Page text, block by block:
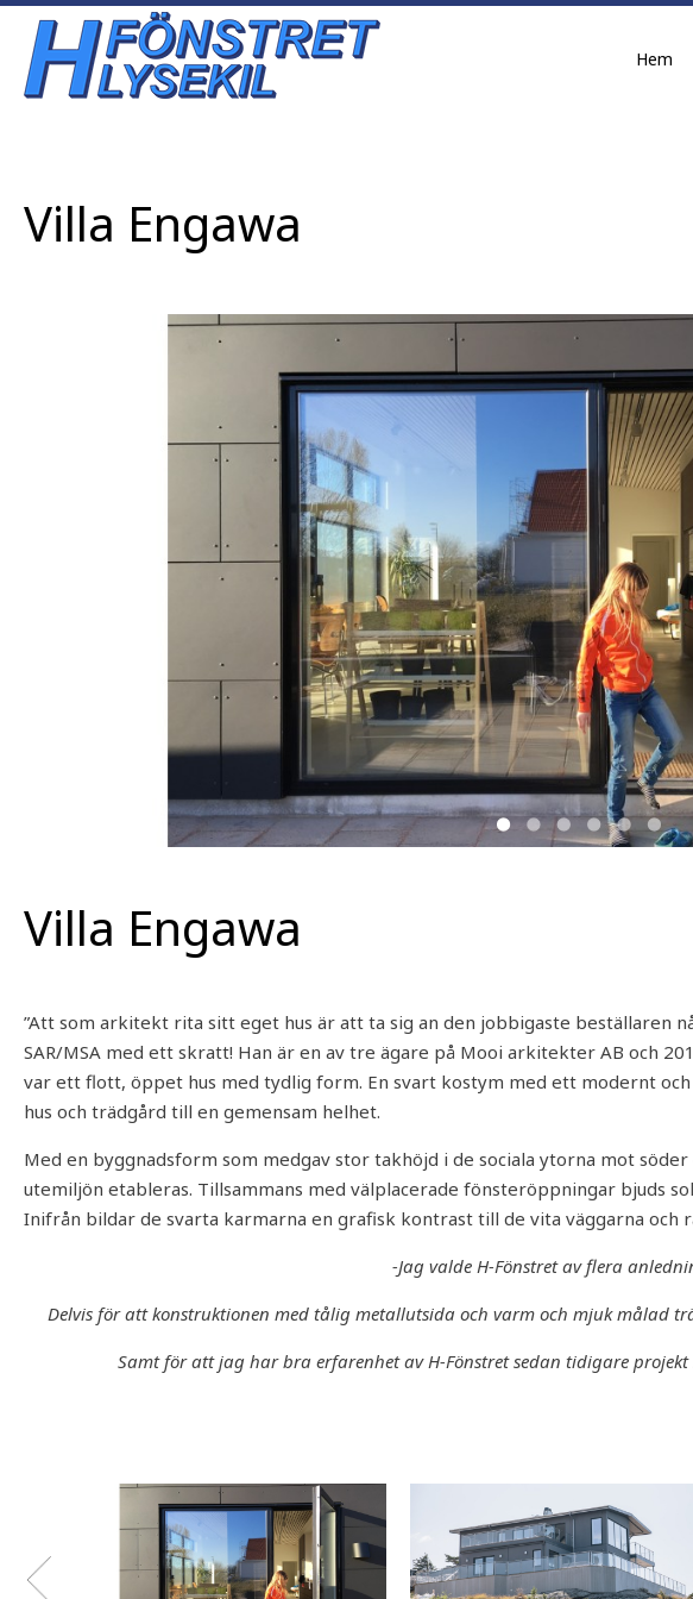
Update cookies preferences
Hem
Villa Engawa
Villa Engawa
”Att som arkitekt rita sitt eget hus är att ta sig an den jobbigaste beställaren
SAR/MSA med ett skratt! Han är en av tre ägare på Mooi arkitekter AB och
var ett flott, öppet hus med tydlig form. En svart kostym med ett modernt
hus och trädgård till en gemensam helhet.
Med en byggnadsform som medgav stor takhöjd i de sociala ytorna mot
utemiljön etableras. Tillsammans med välplacerade fönsteröppningar bjuds
Inifrån bildar de svarta karmarna en grafisk kontrast till de vita väggarna och
-Jag valde H-Fönstret av flera
Delvis för att konstruktionen med tålig metallutsida och varm och mjuk målad
Samt för att jag har bra erfarenhet av H-Fönstret sedan tidigare